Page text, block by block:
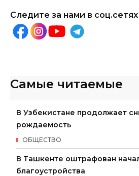
Следите за нами в соц.сетях
Самые читаемые
В Узбекистане продолжает
рождаемость
ОБЩЕСТВО
В Ташкенте оштрафован
благоустройства